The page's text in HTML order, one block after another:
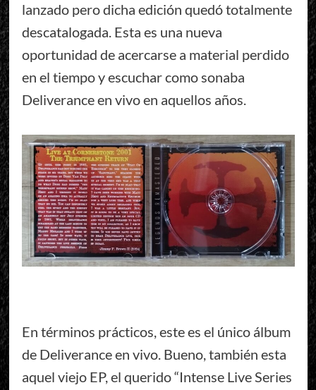
lanzado pero dicha edición quedó totalmente
descatalogada. Esta es una nueva
oportunidad de acercarse a material perdido
en el tiempo y escuchar como sonaba
Deliverance en vivo en aquellos años.
En términos prácticos, este es el único álbum
de Deliverance en vivo. Bueno, también esta
aquel viejo EP, el querido “Intense Live Series